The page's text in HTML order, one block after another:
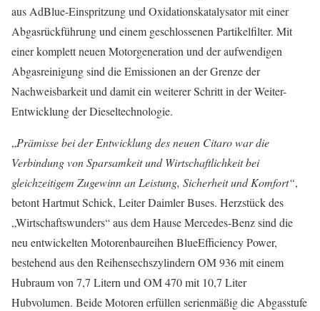
aus AdBlue-Einspritzung und Oxidationskatalysator mit einer
Abgasrückführung und einem geschlossenen Partikelfilter. Mit
einer komplett neuen Motorgeneration und der aufwendigen
Abgasreinigung sind die Emissionen an der Grenze der
Nachweisbarkeit und damit ein weiterer Schritt in der Weiter-
Entwicklung der Dieseltechnologie.
„Prämisse bei der Entwicklung des neuen Citaro war die
Verbindung von Sparsamkeit und Wirtschaftlichkeit bei
gleichzeitigem Zugewinn an Leistung, Sicherheit und Komfort“,
betont Hartmut Schick, Leiter Daimler Buses. Herzstück des
„Wirtschaftswunders“ aus dem Hause Mercedes-Benz sind die
neu entwickelten Motorenbaureihen BlueEfficiency Power,
bestehend aus den Reihensechszylindern OM 936 mit einem
Hubraum von 7,7 Litern und OM 470 mit 10,7 Liter
Hubvolumen. Beide Motoren erfüllen serienmäßig die Abgasstufe